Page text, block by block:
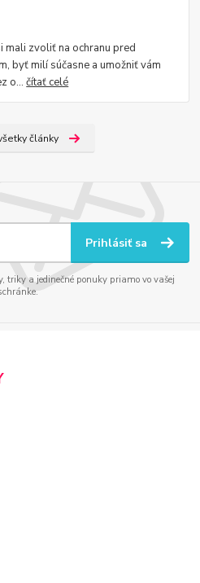
mali zvoliť na ochranu pred
byť milí súčasne a umožniť vám
o...čítať celé
články
Prihlásiť sa
triky a jedinečné ponuky priamo vo vašej